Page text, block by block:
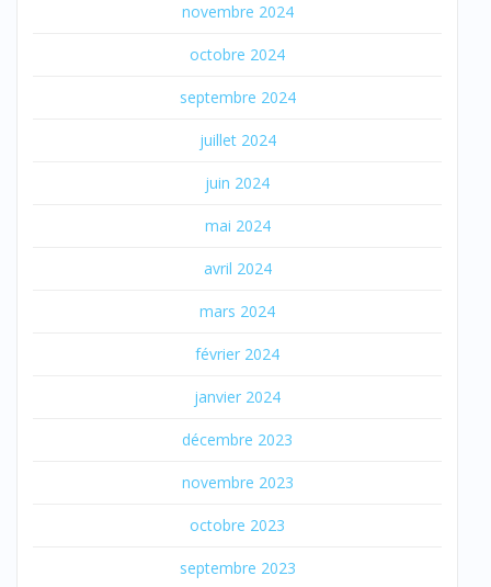
novembre 2024
octobre 2024
septembre 2024
juillet 2024
juin 2024
mai 2024
avril 2024
mars 2024
février 2024
janvier 2024
décembre 2023
novembre 2023
octobre 2023
septembre 2023